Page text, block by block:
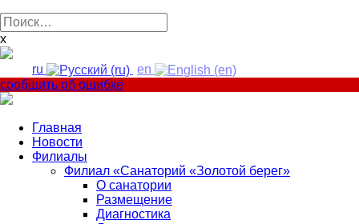
Найти:
x
ru
en
сообщить об ошибке
Главная
Новости
Филиалы
Филиал «Санаторий «Золотой берег»
О санатории
Размещение
Диагностика